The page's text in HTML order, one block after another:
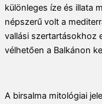
különleges íze és illata
népszerű volt a
vallási szertartásokhoz
vélhetően a Balkánon
A birsalma mitológiai